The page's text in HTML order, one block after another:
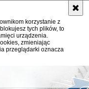
korzystanie z
tych plików, to
urządzenia.
zmieniając
przeglądarki oznacza